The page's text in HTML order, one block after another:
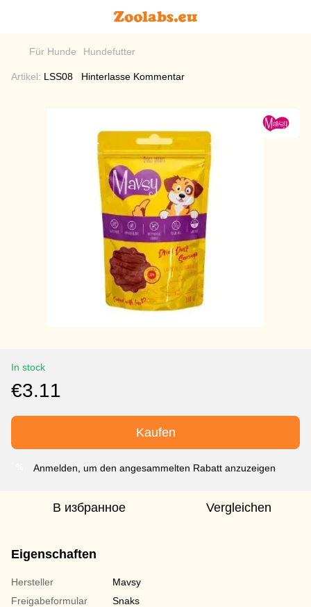
Für Hunde Hundefutter
Artikel: LSS08 Hinterlasse Kommentar
In stock
€3.11
Kaufen
Anmelden, um den angesammelten Rabatt anzuzeigen
В избранное Vergleichen
Eigenschaften
Hersteller
Mavsy
Freigabeformular
Snaks